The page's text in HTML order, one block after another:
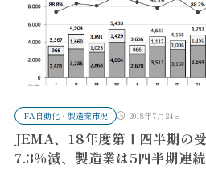
FA自動化・製造業市況 2018年7月24日
JEMA、18年度第Ⅰ四半期の
7.3％減、製造業は5四半期連